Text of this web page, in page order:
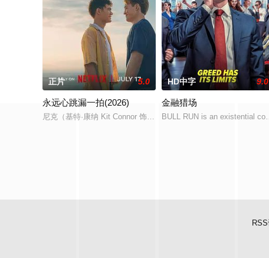
正片 5.0
永远心跳漏一拍(2026)
尼克（基特·康纳 Kit Connor 饰）和查理（乔·洛克 Joe Locke 饰
HD中字 9.0
金融猎场
BULL RUN is an existential